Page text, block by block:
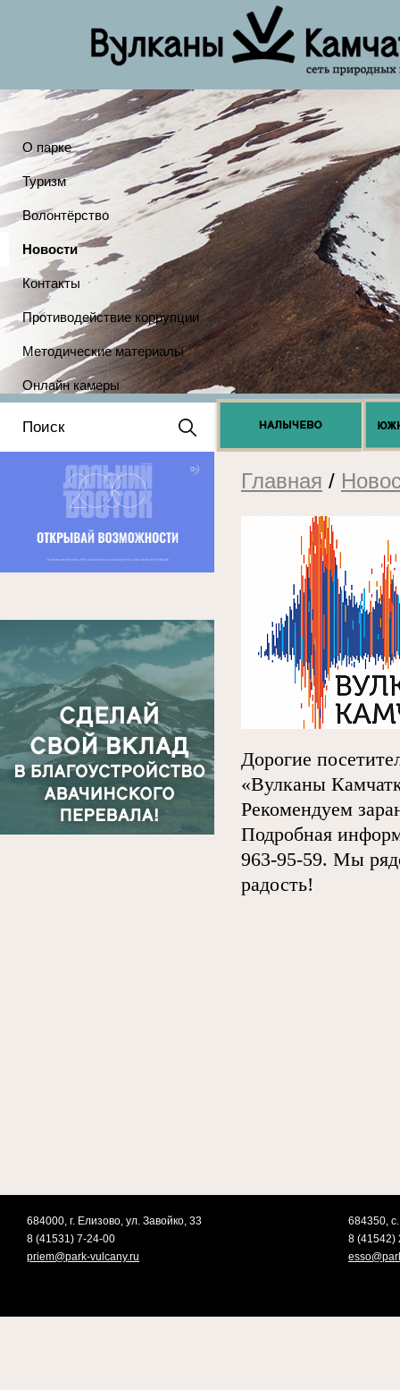
О парке
Туризм
Волонтёрство
Новости
Контакты
Противодействие коррупции
Методические материалы
Онлайн камеры
Положение о выдаче
разрешений 2025
Главная /
Дорогие
«Вулканы
Рекомендуем
Подробная
963‑95‑59. Мы
радость!
684000, г. Елизово, ул. Завойко, 33
8 (41531) 7-24-00
priem@park-vulcany.ru
684350,
8 (41542)